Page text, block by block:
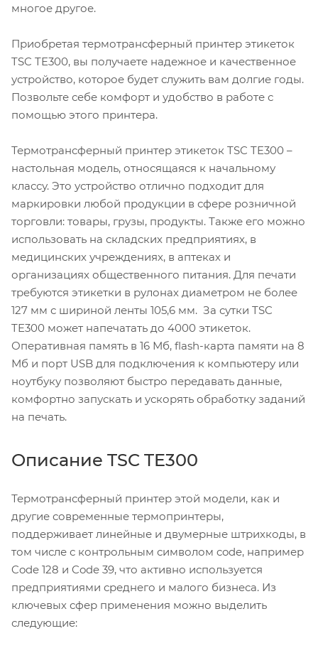
многое другое.
Приобретая термотрансферный принтер этикеток
TSC TE300, вы получаете надежное и качественное
устройство, которое будет служить вам долгие годы.
Позвольте себе комфорт и удобство в работе с
помощью этого принтера.
Термотрансферный принтер этикеток TSC TE300 –
настольная модель, относящаяся к начальному
классу. Это устройство отлично подходит для
маркировки любой продукции в сфере розничной
торговли: товары, грузы, продукты. Также его можно
использовать на складских предприятиях, в
медицинских учреждениях, в аптеках и
организациях общественного питания. Для печати
требуются этикетки в рулонах диаметром не более
127 мм с шириной ленты 105,6 мм. За сутки TSC
TE300 может напечатать до 4000 этикеток.
Оперативная память в 16 Мб, flash-карта памяти на 8
Мб и порт USB для подключения к компьютеру или
ноутбуку позволяют быстро передавать данные,
комфортно запускать и ускорять обработку заданий
на печать.
Описание TSC TE300
Термотрансферный принтер этой модели, как и
другие современные термопринтеры,
поддерживает линейные и двумерные штрихкоды, в
том числе с контрольным символом code, например
Code 128 и Code 39, что активно используется
предприятиями среднего и малого бизнеса. Из
ключевых сфер применения можно выделить
следующие: